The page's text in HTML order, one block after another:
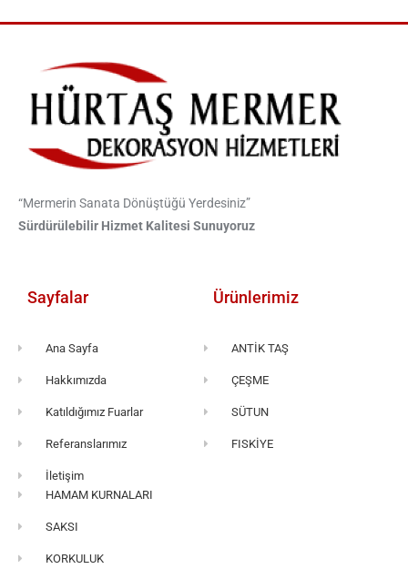
“Mermerin Sanata Dönüştüğü Yerdesiniz”
Sürdürülebilir Hizmet Kalitesi Sunuyoruz
Sayfalar Ürünlerimiz
Ana Sayfa
Hakkımızda
Katıldığımız Fuarlar
Referanslarımız
İletişim
ANTİK TAŞ
ÇEŞME
SÜTUN
FISKİYE
HAMAM KURNALARI
SAKSI
KORKULUK